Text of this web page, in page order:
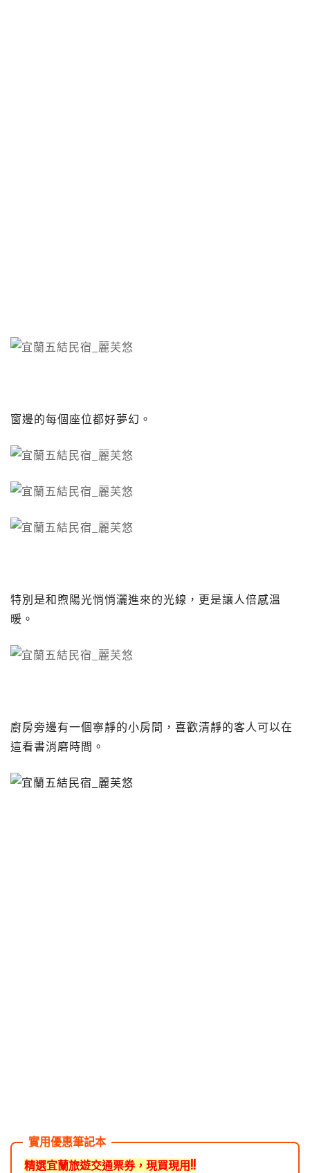
窗邊的每個座位都好夢幻。
特別是和煦陽光悄悄灑進來的光線，更是讓人倍感溫
暖。
廚房旁邊有一個寧靜的小房間，喜歡清靜的客人可以在
這看書消磨時間。
精選宜蘭旅遊交通票券，現買現用!!